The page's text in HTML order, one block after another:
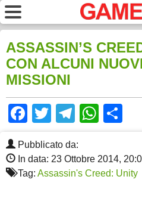
ASSASSIN’S
CON ALCUNI
MISSIONI
Facebook
Twitter
Pubblicato da:
In data: 23 Ottobre 2014,
Tag: Assassin's Creed: Unity